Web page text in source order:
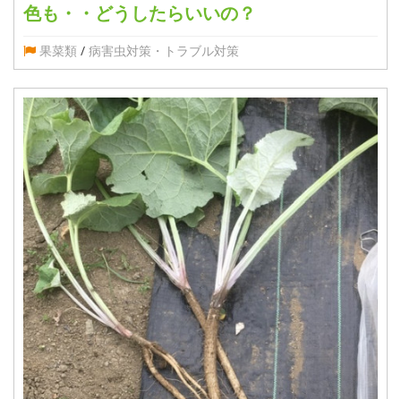
色も・・どうしたらいいの？
果菜類 / 病害虫対策・トラブル対策